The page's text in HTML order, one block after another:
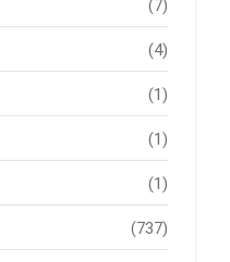
(7)
(4)
(1)
(1)
(1)
(737)